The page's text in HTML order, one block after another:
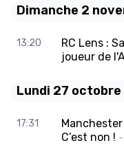
Dimanche 2
13:20
RC Lens :
joueur de
Lundi 27
17:31
C’est non !